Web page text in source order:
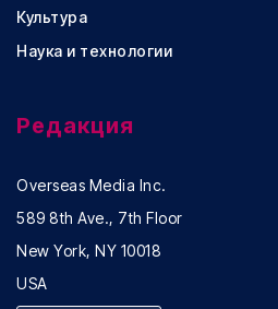
Культура
Наука и технологии
Редакция
Overseas Media Inc.
589 8th Ave., 7th Floor
New York, NY 10018
USA